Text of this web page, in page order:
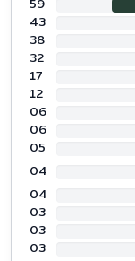
59
43
38
32
17
12
06
06
05
04
04
03
03
03